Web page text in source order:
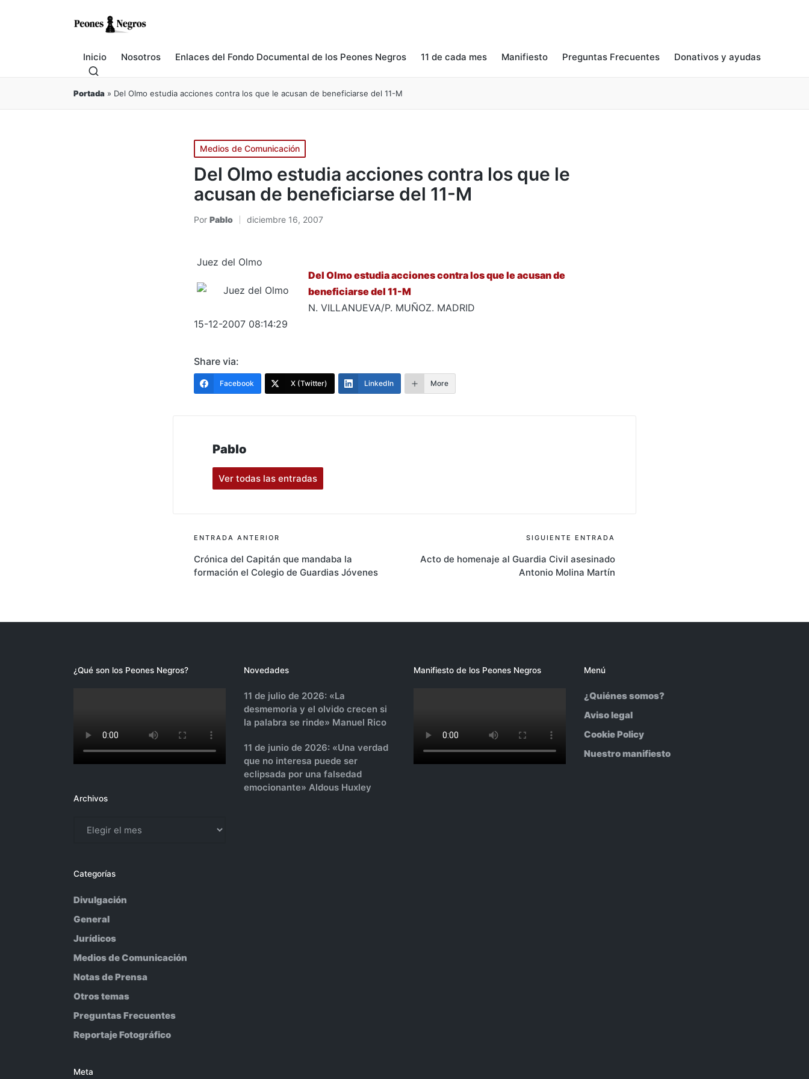
Inicio Nosotros Enlaces del Fondo Documental de los Peones Negros 11 de cada mes Manifiesto Preguntas Frecuentes Donativos y ayudas
Portada » Del Olmo estudia acciones contra los que le acusan de beneficiarse del 11-M
Publicado
en
Medios de Comunicación
Del Olmo estudia acciones contra los que le
acusan de beneficiarse del 11-M
Publicado
Por Pablo diciembre 16, 2007
Juez del Olmo
Del Olmo estudia acciones contra los que le acusan de
beneficiarse del 11-M
N. VILLANUEVA/P. MUÑOZ. MADRID
15-12-2007 08:14:29
Share via:
Facebook X (Twitter) LinkedIn More
Pablo
Ver todas las entradas
Navegación
de
ENTRADA ANTERIOR
Crónica del Capitán que mandaba la
formación el Colegio de Guardias Jóvenes
SIGUIENTE ENTRADA
Acto de homenaje al Guardia Civil asesinado
Antonio Molina Martín
¿Qué son los Peones Negros?
Archivos
Categorías
Divulgación
General
Jurídicos
Medios de Comunicación
Notas de Prensa
Otros temas
Preguntas Frecuentes
Reportaje Fotográfico
Meta
Novedades
11 de julio de 2026: «La
desmemoria y el olvido crecen si
la palabra se rinde» Manuel Rico
11 de junio de 2026: «Una verdad
que no interesa puede ser
eclipsada por una falsedad
emocionante» Aldous Huxley
Manifiesto de los Peones Negros Menú
¿Quiénes somos?
Aviso legal
Cookie Policy
Nuestro manifiesto